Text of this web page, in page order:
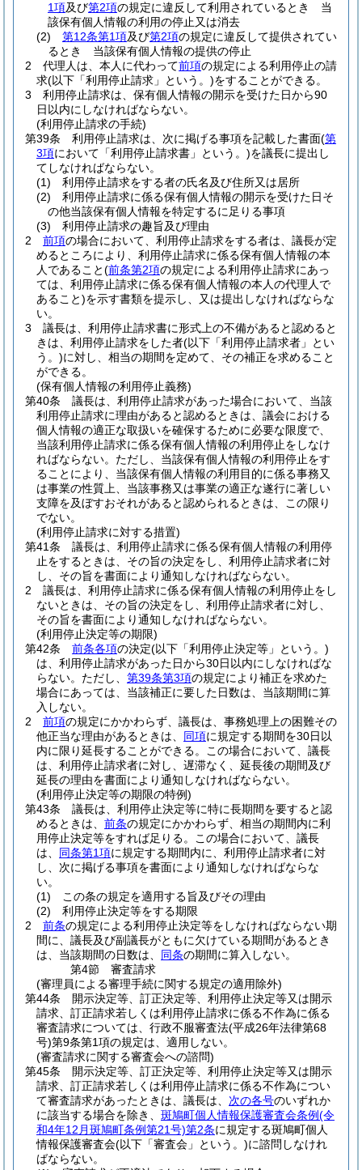
1項及び第2項の規定に違反して利用されているとき 当
該保有個人情報の利用の停止又は消去
(2)
第12条第1項及び第2項の規定に違反して提供されてい
るとき 当該保有個人情報の提供の停止
2
代理人は、本人に代わって前項の規定による利用停止の請
求(以下「利用停止請求」という。)をすることができる。
3
利用停止請求は、保有個人情報の開示を受けた日から90
日以内にしなければならない。
(利用停止請求の手続)
第39条
利用停止請求は、次に掲げる事項を記載した書面(第
3項において「利用停止請求書」という。)を議長に提出し
てしなければならない。
(1)
利用停止請求をする者の氏名及び住所又は居所
(2)
利用停止請求に係る保有個人情報の開示を受けた日そ
の他当該保有個人情報を特定するに足りる事項
(3)
利用停止請求の趣旨及び理由
2
前項の場合において、利用停止請求をする者は、議長が定
めるところにより、利用停止請求に係る保有個人情報の本
人であること(前条第2項の規定による利用停止請求にあっ
ては、利用停止請求に係る保有個人情報の本人の代理人で
あること)を示す書類を提示し、又は提出しなければならな
い。
3
議長は、利用停止請求書に形式上の不備があると認めると
きは、利用停止請求をした者(以下「利用停止請求者」とい
う。)に対し、相当の期間を定めて、その補正を求めること
ができる。
(保有個人情報の利用停止義務)
第40条
議長は、利用停止請求があった場合において、当該
利用停止請求に理由があると認めるときは、議会における
個人情報の適正な取扱いを確保するために必要な限度で、
当該利用停止請求に係る保有個人情報の利用停止をしなけ
ればならない。 ただし、当該保有個人情報の利用停止をす
ることにより、当該保有個人情報の利用目的に係る事務又
は事業の性質上、当該事務又は事業の適正な遂行に著しい
支障を及ぼすおそれがあると認められるときは、この限り
でない。
(利用停止請求に対する措置)
第41条
議長は、利用停止請求に係る保有個人情報の利用停
止をするときは、その旨の決定をし、利用停止請求者に対
し、その旨を書面により通知しなければならない。
2
議長は、利用停止請求に係る保有個人情報の利用停止をし
ないときは、その旨の決定をし、利用停止請求者に対し、
その旨を書面により通知しなければならない。
(利用停止決定等の期限)
第42条
前条各項の決定(以下「利用停止決定等」という。)
は、利用停止請求があった日から30日以内にしなければな
らない。 ただし、 第39条第3項の規定により補正を求めた
場合にあっては、当該補正に要した日数は、当該期間に算
入しない。
2
前項の規定にかかわらず、議長は、事務処理上の困難その
他正当な理由があるときは、 同項に規定する期間を30日以
内に限り延長することができる。
この場合において、議長
は、利用停止請求者に対し、遅滞なく、延長後の期間及び
延長の理由を書面により通知しなければならない。
(利用停止決定等の期限の特例)
第43条
議長は、利用停止決定等に特に長期間を要すると認
めるときは、 前条の規定にかかわらず、相当の期間内に利
用停止決定等をすれば足りる。
この場合において、議長
は、 同条第1項に規定する期間内に、利用停止請求者に対
し、次に掲げる事項を書面により通知しなければならな
い。
(1)
この条の規定を適用する旨及びその理由
(2)
利用停止決定等をする期限
2
前条の規定による利用停止決定等をしなければならない期
間に、議長及び副議長がともに欠けている期間があるとき
は、当該期間の日数は、 同条の期間に算入しない。
第4節
審査請求
(審理員による審理手続に関する規定の適用除外)
第44条
開示決定等、訂正決定等、利用停止決定等又は開示
請求、訂正請求若しくは利用停止請求に係る不作為に係る
審査請求については、行政不服審査法(平成26年法律第68
号)第9条第1項の規定は、適用しない。
(審査請求に関する審査会への諮問)
第45条
開示決定等、訂正決定等、利用停止決定等又は開示
請求、訂正請求若しくは利用停止請求に係る不作為につい
て審査請求があったときは、議長は、 次の各号のいずれか
に該当する場合を除き、 斑鳩町個人情報保護審査会条例(令
和4年12月斑鳩町条例第21号)第2条に規定する斑鳩町個人
情報保護審査会(以下「審査会」という。)に諮問しなけれ
ばならない。